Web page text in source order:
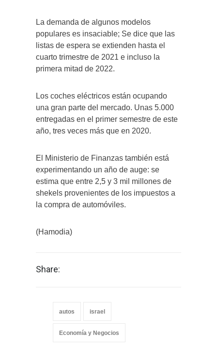
La demanda de algunos modelos
populares es insaciable; Se dice que las
listas de espera se extienden hasta el
cuarto trimestre de 2021 e incluso la
primera mitad de 2022.
Los coches eléctricos están ocupando
una gran parte del mercado. Unas 5.000
entregadas en el primer semestre de este
año, tres veces más que en 2020.
El Ministerio de Finanzas también está
experimentando un año de auge: se
estima que entre 2,5 y 3 mil millones de
shekels provenientes de los impuestos a
la compra de automóviles.
(Hamodia)
Share:
autos israel
Economía y Negocios